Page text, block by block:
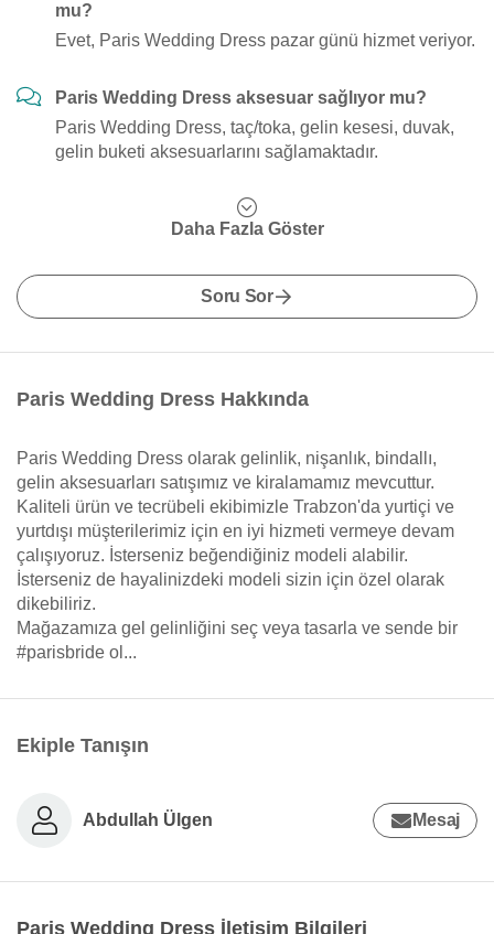
mu?
Evet, Paris Wedding Dress pazar günü hizmet veriyor.
Paris Wedding Dress aksesuar sağlıyor mu?
Paris Wedding Dress, taç/toka, gelin kesesi, duvak,
gelin buketi aksesuarlarını sağlamaktadır.
Daha Fazla Göster
Soru Sor
Paris Wedding Dress Hakkında
Paris Wedding Dress olarak gelinlik, nişanlık, bindallı,
gelin aksesuarları satışımız ve kiralamamız mevcuttur.
Kaliteli ürün ve tecrübeli ekibimizle Trabzon'da yurtiçi ve
yurtdışı müşterilerimiz için en iyi hizmeti vermeye devam
çalışıyoruz. İsterseniz beğendiğiniz modeli alabilir.
İsterseniz de hayalinizdeki modeli sizin için özel olarak
dikebiliriz.
Mağazamıza gel gelinliğini seç veya tasarla ve sende bir
#parisbride ol...
Ekiple Tanışın
Abdullah Ülgen Mesaj
Paris Wedding Dress İletişim Bilgileri